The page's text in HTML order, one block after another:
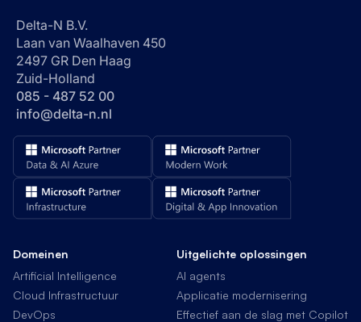
Delta-N B.V.
Laan van Waalhaven 450
2497 GR Den Haag
Zuid-Holland
085 - 487 52 00
info@delta-n.nl
Domeinen
Artificial Intelligence
Cloud Infrastructuur
DevOps
Uitgelichte oplossingen
AI agents
Applicatie modernisering
Effectief aan de slag met Copilot